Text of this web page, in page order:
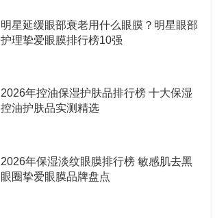
明星延缓眼部衰老用什么眼膜？明星眼部
护理挚爱眼膜排行榜10强
2026年控油保湿护肤品排行榜 十大保湿
控油护肤品实测精选
2026年保湿淡纹眼膜排行榜 敏感肌去黑
眼圈挚爱眼膜品牌盘点